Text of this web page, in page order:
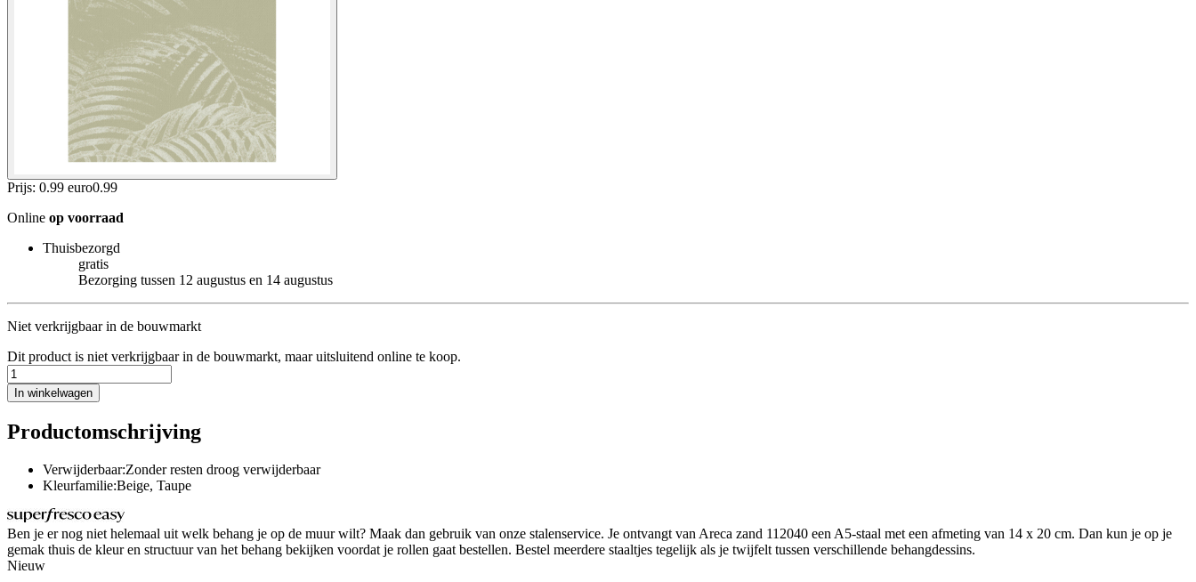
Prijs: 0.99 euro0.99
Online op voorraad
Thuisbezorgd
gratis
Bezorging tussen 12 augustus en 14 augustus
Niet verkrijgbaar in de bouwmarkt
Dit product is niet verkrijgbaar in de bouwmarkt, maar uitsluitend online te koop.
In winkelwagen
Productomschrijving
Verwijderbaar:Zonder resten droog verwijderbaar
Kleurfamilie:Beige, Taupe
Ben je er nog niet helemaal uit welk behang je op de muur wilt? Maak dan gebruik van onze stalenservice. Je ontvangt van Areca zand 112040 een A5-staal met een afmeting van 14 x 20 cm. Dan kun je op je
gemak thuis de kleur en structuur van het behang bekijken voordat je rollen gaat bestellen. Bestel meerdere staaltjes tegelijk als je twijfelt tussen verschillende behangdessins.
Nieuw